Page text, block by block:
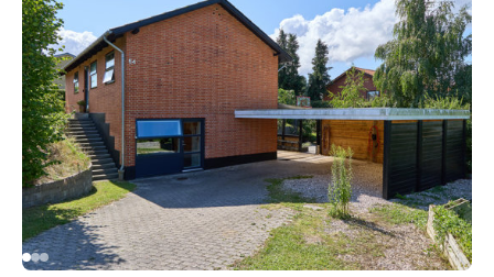
Falkenborgvej
54,
3600
Frederikssund